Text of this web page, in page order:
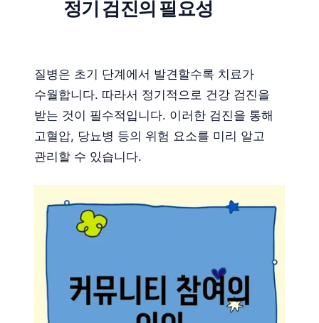
정기 검진의 필요성
질병은 초기 단계에서 발견할수록 치료가
수월합니다. 따라서 정기적으로 건강 검진을
받는 것이 필수적입니다. 이러한 검진을 통해
고혈압, 당뇨병 등의 위험 요소를 미리 알고
관리할 수 있습니다.